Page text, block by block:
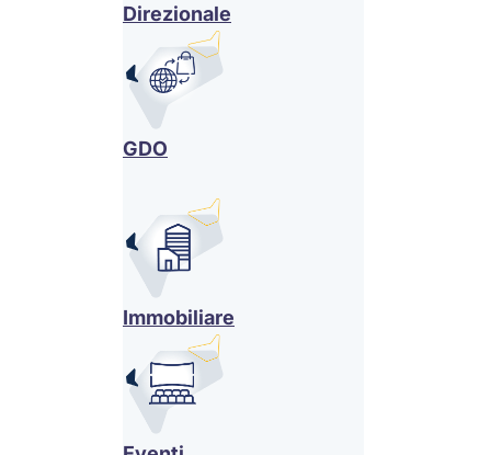
Direzionale
GDO
Immobiliare